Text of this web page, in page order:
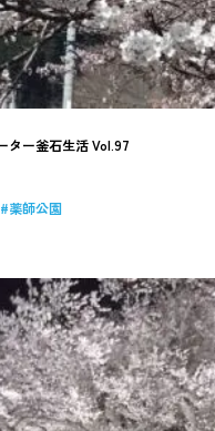
ター釜石生活 Vol.97
薬師公園